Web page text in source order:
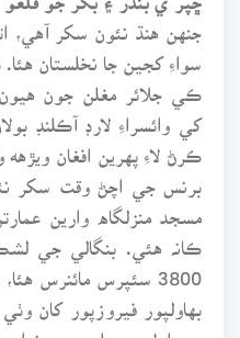
جنهن هنڌ نئون سکر آهي،
سواءِ کجين جا نخلستان
کي وائسراءِ لارڊ آڪلنڊ
ڪرڻ لاءِ پهرين افغان
برنس جي اچڻ وقت سکر
مسجد منزلگاه وارين
3800 سئپرس مائنرس
بهاولپور فيروزپور کان
۽ راول جيسلمير ۽